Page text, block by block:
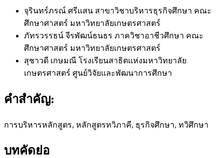
จุรินทร์ภรณ์ ศรีแสน สาขาวิชาบริหารธุรกิจศึกษา คณะ
ศึกษาศาสตร์ มหาวิทยาลัยเกษตรศาสตร์
ภัทรวรรธน์ จีรพัฒน์ธนธร ภาควิชาอาชีวศึกษา คณะ
ศึกษาศาสตร์ มหาวิทยาลัยเกษตรศาสตร์
สุชาวดี เกษมณี โรงเรียนสาธิตแห่งมหาวิทยาลัย
เกษตรศาสตร์ ศูนย์วิจัยและพัฒนาการศึกษา
คำสำคัญ:
การบริหารหลักสูตร, หลักสูตรทวิภาคี, ธุรกิจศึกษา, ทวิศึกษา
บทคัดย่อ